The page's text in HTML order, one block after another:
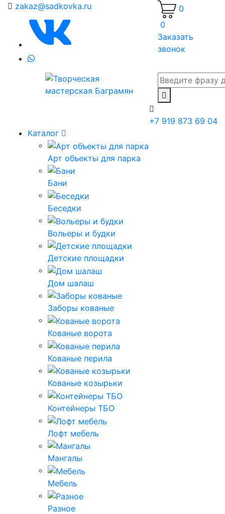
zakaz@sadkovka.ru
0
0
Заказать
звонок
+7 919 873 69 04
Каталог
Арт объекты для парка
Бани
Беседки
Вольеры и будки
Детские площадки
Дом шалаш
Заборы кованые
Кованые ворота
Кованые перила
Кованые козырьки
Контейнеры ТБО
Лофт мебель
Мангалы
Мебель
Разное